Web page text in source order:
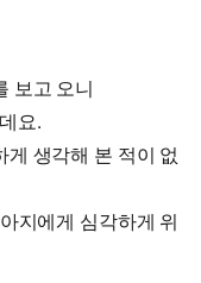
보고 오니
요.
생각해 본 적이 없
지에게 심각하게 위